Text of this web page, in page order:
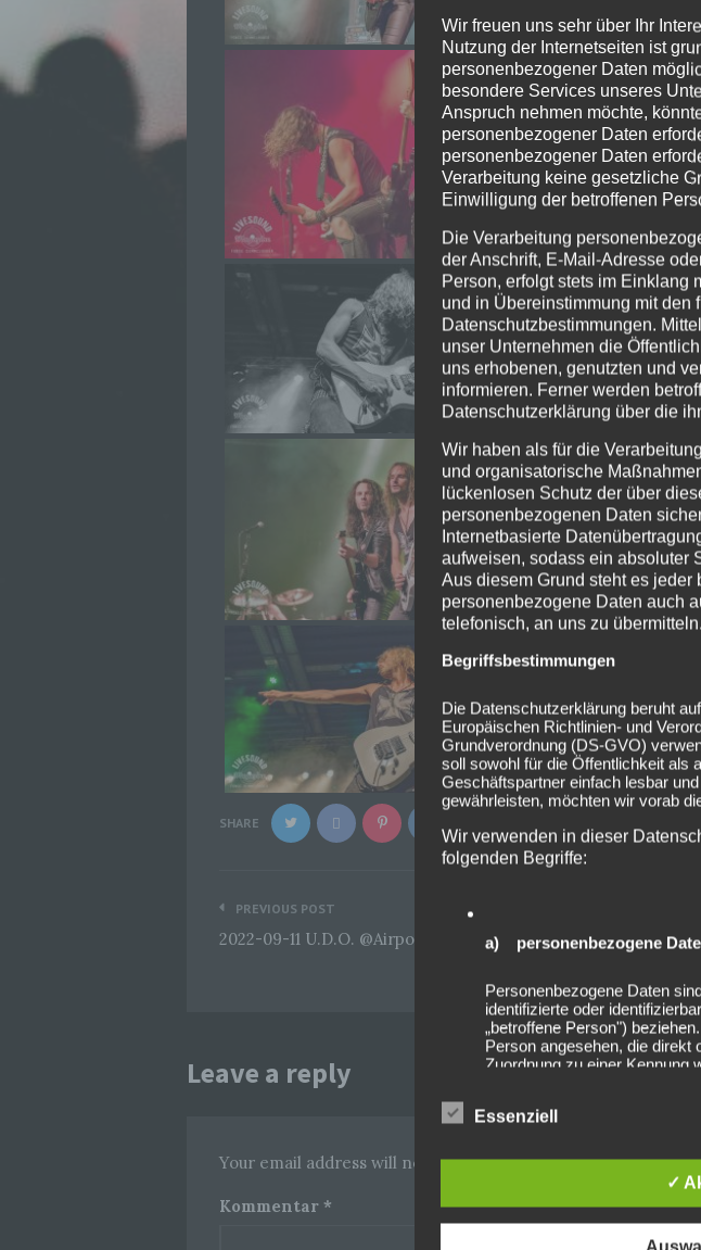
SHARE
Beitragsnavigation
PREVIOUS POST
2022-09-11 U.D.O. @Airport Obertraubling
Leave a reply
Your email address will not be published. Required fields are
Kommentar *
Wir freuen uns sehr über Ihr
Nutzung der Internetseiten ist
personenbezogener Daten
besondere Services unseres
Anspruch nehmen möchte,
personenbezogener Daten
personenbezogener Daten
Verarbeitung keine gesetzliche
Einwilligung der betroffenen
Die Verarbeitung
der Anschrift, E-Mail-Adresse
Person, erfolgt stets im Einklang
und in Übereinstimmung mit den
Datenschutzbestimmungen.
unser Unternehmen die
uns erhobenen, genutzten und
informieren. Ferner werden
Datenschutzerklärung über die
Wir haben als für die
und organisatorische
lückenlosen Schutz der über
personenbezogenen Daten
Internetbasierte
aufweisen, sodass ein absoluter
Aus diesem Grund steht es jeder
personenbezogene Daten auch
telefonisch, an uns zu übermitteln.
Begriffsbestimmungen
Die Datenschutzerklärung beruht
Europäischen Richtlinien- und
Grundverordnung (DS-GVO)
soll sowohl für die Öffentlichkeit als
Geschäftspartner einfach lesbar
gewährleisten, möchten wir vorab
Wir verwenden in dieser
folgenden Begriffe:
a) personenbezogene
Personenbezogene Daten
identifizierte oder
„betroffene Person")
Person angesehen, die direkt
Zuordnung zu einer Kennung
besonderen Merkmalen, die
genetischen, psychischen,
b) betroffene Person
Essenziell
✓